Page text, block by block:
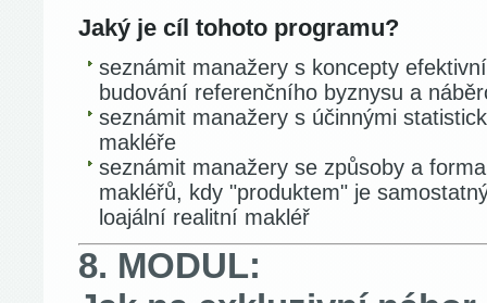
Jaký je cíl tohoto programu?
seznámit manažery s koncepty
budování referenčního byznysu a
seznámit manažery s účinnými
makléře
seznámit manažery se způsoby a
makléřů, kdy "produktem" je
loajální realitní makléř
8. MODUL: